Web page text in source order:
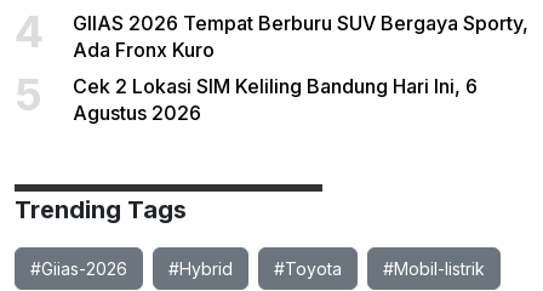
4
GIIAS 2026 Tempat Berburu SUV Bergaya Sporty,
Ada Fronx Kuro
5
Cek 2 Lokasi SIM Keliling Bandung Hari Ini, 6
Agustus 2026
Trending Tags
#Giias-2026 #Hybrid #Toyota #Mobil-listrik